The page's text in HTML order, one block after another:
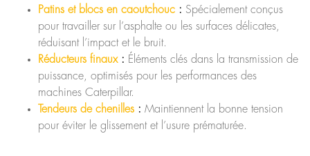
Patins et blocs en caoutchouc : Spécialement conçus
pour travailler sur l’asphalte ou les surfaces délicates,
réduisant l’impact et le bruit.
Réducteurs finaux: Éléments clés dans la transmission de
puissance, optimisés pour les performances des
machines Caterpillar.
Tendeurs de chenilles : Maintiennent la bonne tension
pour éviter le glissement et l’usure prématurée.